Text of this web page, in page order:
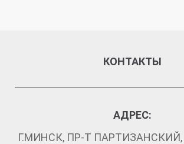
КОНТАКТЫ
АДРЕС:
Г.МИНСК, ПР-Т ПАРТИЗАНСКИЙ,